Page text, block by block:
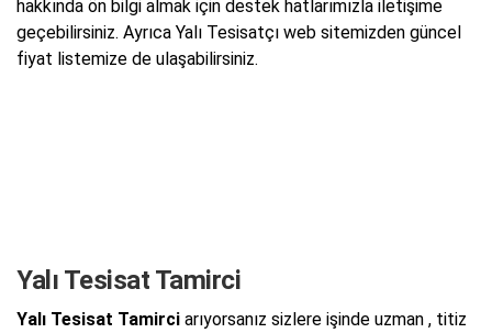
hakkında ön bilgi almak için destek hatlarımızla iletişime
geçebilirsiniz. Ayrıca Yalı Tesisatçı web sitemizden güncel
fiyat listemize de ulaşabilirsiniz.
Yalı Tesisat Tamirci
Yalı Tesisat Tamirci arıyorsanız sizlere işinde uzman , titiz